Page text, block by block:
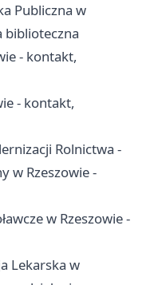
Publiczna w
biblioteczna
- kontakt,
- kontakt,
Rolnictwa -
w Rzeszowie -
w Rzeszowie -
Lekarska w